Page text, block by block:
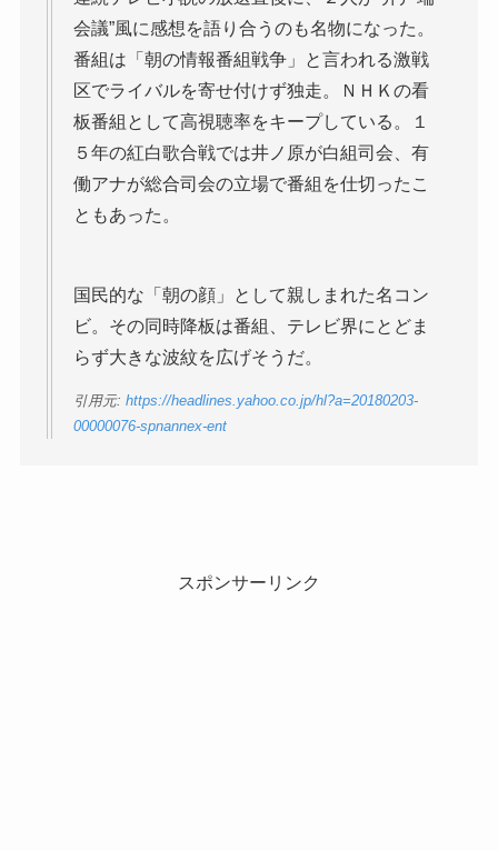
会議”風に感想を語り合うのも名物になった。
番組は「朝の情報番組戦争」と言われる激戦
区でライバルを寄せ付けず独走。ＮＨＫの看
板番組として高視聴率をキープしている。１
５年の紅白歌合戦では井ノ原が白組司会、有
働アナが総合司会の立場で番組を仕切ったこ
ともあった。
国民的な「朝の顔」として親しまれた名コン
ビ。その同時降板は番組、テレビ界にとどま
らず大きな波紋を広げそうだ。
引用元: https://headlines.yahoo.co.jp/hl?a=20180203-
00000076-spnannex-ent
スポンサーリンク